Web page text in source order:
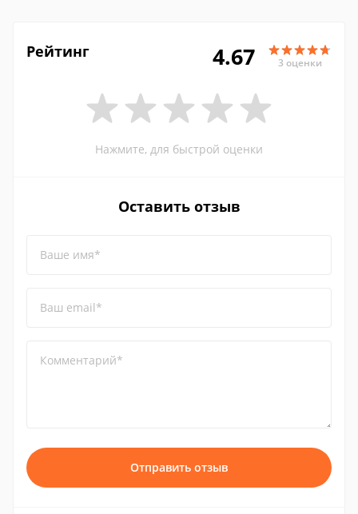
Рейтинг 4.67 3 оценки
Нажмите, для быстрой оценки
Оставить отзыв
Ваше имя*
Ваш email*
Комментарий*
Отправить отзыв